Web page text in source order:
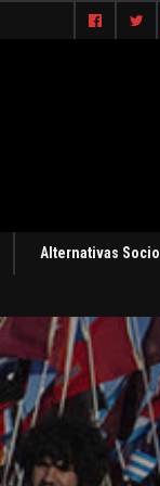
Alternativas